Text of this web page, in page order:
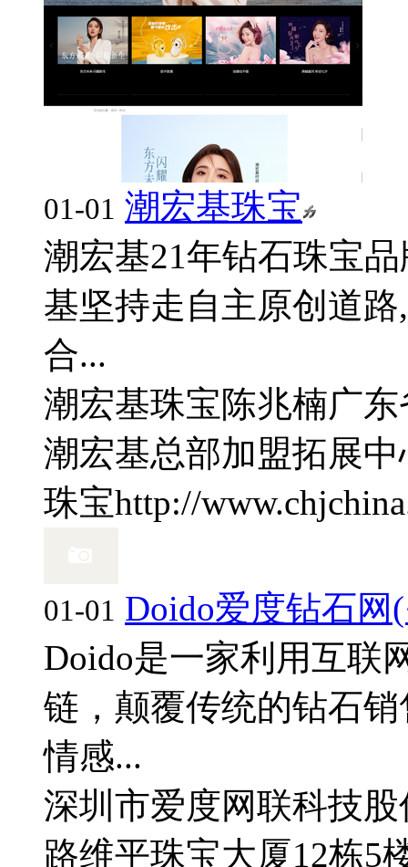
01-01 潮宏基珠宝
潮宏基21年钻石珠宝
基坚持走自主原创道
合...
潮宏基珠宝陈兆楠广
潮宏基总部加盟拓展中
珠宝http://
01-01 Doido爱度钻石网
Doido是一家利用互联
链，颠覆传统的钻石
情感...
深圳市爱度网联科技
路维平珠宝大厦12栋5